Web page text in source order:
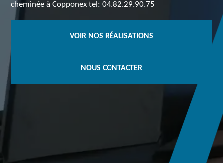
cheminée à Copponex tel: 04.82.29.90.75
VOIR NOS RÉALISATIONS
NOUS CONTACTER